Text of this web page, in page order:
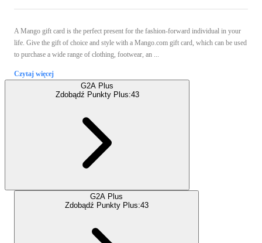
A Mango gift card is the perfect present for the fashion-forward individual in your
life. Give the gift of choice and style with a Mango.com gift card, which can be used
to purchase a wide range of clothing, footwear, an ...
Czytaj więcej
G2A Plus
Zdobądź Punkty Plus:43
G2A Plus
Zdobądź Punkty Plus:43